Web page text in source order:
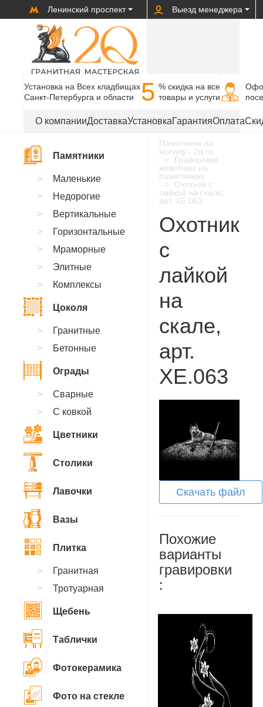
Ленинский проспект Выезд менеджера
Установка на Всех кладбищах
Санкт-Петербурга и области
5 % cкидка на все
товары и услуги
О компанииДоставкаУстановкаГарантияОплата
Памятники на
могилу - 2q.ru
Гравировка
животных на
памятниках
Охотник с
лайкой на скале,
арт. XE.063
Охотник
с
лайкой
на
скале,
арт.
XE.063
Скачать файл
Похожие
варианты
гравировки
:
Памятники
Маленькие
Недорогие
Вертикальные
Горизонтальные
Мраморные
Элитные
Комплексы
Цоколя
Гранитные
Бетонные
Ограды
Сварные
С ковкой
Цветники
Столики
Лавочки
Вазы
Плитка
Гранитная
Тротуарная
Щебень
Таблички
Фотокерамика
Фото на стекле